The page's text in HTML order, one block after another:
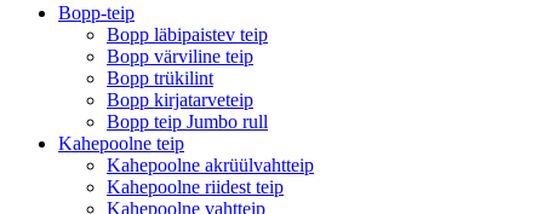
Bopp-teip
Bopp läbipaistev teip
Bopp värviline teip
Bopp trükilint
Bopp kirjatarveteip
Bopp teip Jumbo rull
Kahepoolne teip
Kahepoolne akrüülvahtteip
Kahepoolne riidest teip
Kahepoolne vahtteip